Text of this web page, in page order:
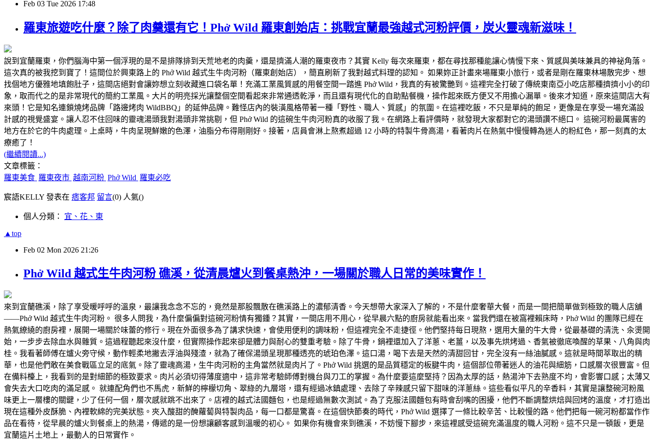
Feb 03 Tue 2026 17:48
羅東旅遊吃什麼？除了肉羹還有它！Phở Wild 羅東創始店：挑戰宜蘭最強越式河粉評價，炭火靈魂新滋味！
說到宜蘭羅東，你們腦海中第一個浮現的是不是排隊排到天荒地老的肉羹，還是擠滿人潮的羅東夜市？其實 Kelly 每次來羅東，都在尋找那種能讓心情慢下來、質感與美味兼具的神祕角落。
這次真的被我挖到寶了！這間位於興東路上的 Phở Wild 越式生牛肉河粉（羅東創始店），簡直刷新了我對越式料理的認知。 如果妳正計畫來場羅東小旅行，或者是剛在羅東林場散完步、想
找個地方優雅地填飽肚子，這間店絕對會讓妳想立刻收藏進口袋名單！充滿工業風質感的用餐空間一踏進 Phở Wild，我真的有被驚艷到。這裡完全打破了傳統東南亞小吃店那種擠擠小小的印
象，取而代之的是非常現代的簡約工業風。大片的明亮採光讓整個空間看起來非常通透乾淨，而且還有現代化的自助點餐機，操作起來既方便又不用擔心漏單。後來才知道，原來這間店大有
來頭！它是知名連鎖燒烤品牌「路邊烤肉 WildBBQ」的延伸品牌。難怪店內的裝潢風格帶著一種「野性、職人、質感」的氛圍。在這裡吃飯，不只是單純的飽足，更像是在享受一場充滿設
計感的視覺盛宴。讓人忍不住回味的靈魂湯頭我對湯頭非常挑剔，但 Phở Wild 的這碗生牛肉河粉真的收服了我。在網路上看評價時，就發現大家都對它的湯頭讚不絕口。 這碗河粉最厲害的
地方在於它的牛肉處理。上桌時，牛肉呈現鮮嫩的色澤，油脂分布得剛剛好。接著，店員會淋上熬煮超過 12 小時的特製牛骨高湯，看著肉片在熱氣中慢慢轉為迷人的粉紅色，那一刻真的太
療癒了！
(繼續閱讀...)
文章標籤：
羅東美食 羅東夜市 越南河粉 Phở Wild 羅東必吃
宸語KELLY 發表在 痞客邦 留言(0) 人氣()
個人分類： 宜、花、東
▲top
Feb 02 Mon 2026 21:26
Phở Wild 越式生牛肉河粉 礁溪，從清晨爐火到餐桌熱沖，一場關於職人日常的美味實作！
來到宜蘭礁溪，除了享受暖呼呼的溫泉，最讓我念念不忘的，竟然是那股飄散在礁溪路上的濃郁清香。今天想帶大家深入了解的，不是什麼奢華大餐，而是一間把簡單做到極致的職人店舖
——Phở Wild 越式生牛肉河粉。 很多人問我，為什麼偏偏對這碗河粉情有獨鍾？其實，一間店用不用心，從早晨六點的廚房就能看出來。當我們還在被窩裡賴床時，Phở Wild 的團隊已經在
熱氣繚繞的廚房裡，展開一場關於味蕾的修行。現在外面很多為了講求快速，會使用便利的調味粉，但這裡完全不走捷徑。他們堅持每日現熬，選用大量的牛大骨，從最基礎的清洗、汆燙開
始，一步步去除血水與雜質。這過程聽起來沒什麼，但實際操作起來卻是體力與耐心的雙重考驗。除了牛骨，鍋裡還加入了洋蔥、老薑，以及事先烘烤過、香氣被徹底喚醒的草果、八角與肉
桂。我看著師傅在爐火旁守候，動作輕柔地撇去浮油與殘渣，就為了確保湯頭呈現那種透亮的琥珀色澤。這口湯，喝下去是天然的清甜回甘，完全沒有一絲油膩感。這就是時間萃取出的精
華，也是他們敢在美食戰區立足的底氣。除了靈魂高湯，生牛肉河粉的主角當然就是肉片了。Phở Wild 挑選的是品質穩定的板腱牛肉，這個部位帶著迷人的油花與細筋，口感層次很豐富。但
在備料檯上，我看到的是對細節的極致要求。肉片必須切得薄度適中，這非常考驗師傅對機台與刀工的掌握。為什麼要這麼堅持？因為太厚的話，熱湯沖下去熟度不均，會影響口感；太薄又
會失去大口吃肉的滿足感。 就連配角們也不馬虎，新鮮的檸檬切角、翠綠的九層塔，還有經過冰鎮處理、去除了辛辣感只留下甜味的洋蔥絲。這些看似平凡的辛香料，其實是讓整碗河粉風
味更上一層樓的關鍵，少了任何一個，層次感就跳不出來了。店裡的越式法國麵包，也是經過無數次測試。為了克服法國麵包有時會刮嘴的困擾，他們不斷調整烘焙與回烤的溫度，才打造出
現在這種外皮酥脆、內裡軟綿的完美狀態。夾入酸甜的醃蘿蔔與特製肉品，每一口都是驚喜。在這個快節奏的時代，Phở Wild 選擇了一條比較辛苦、比較慢的路。他們把每一碗河粉都當作作
品在看待，從早晨的爐火到餐桌上的熱湯，傳遞的是一份想讓顧客感到溫暖的初心。 如果你有機會來到礁溪，不妨慢下腳步，來這裡感受這碗充滿溫度的職人河粉。這不只是一頓飯，更是
宜蘭這片土地上，最動人的日常實作。